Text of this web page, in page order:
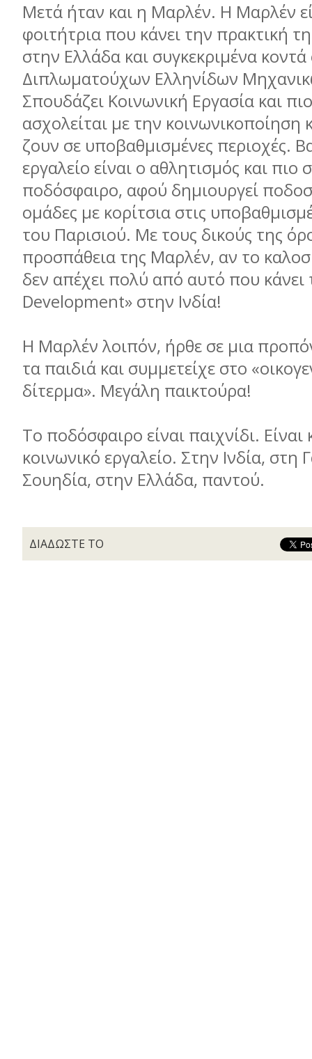
Μετά ήταν και η Μαρλέν. Η Μαρλέν
φοιτήτρια που κάνει την πρακτική
στην Ελλάδα και συγκεκριμένα
Διπλωματούχων Ελληνίδων
Σπουδάζει Κοινωνική Εργασία και
ασχολείται με την κοινωνικοποίηση
ζουν σε υποβαθμισμένες περιοχές.
εργαλείο είναι ο αθλητισμός και πιο
ποδόσφαιρο, αφού δημιουργεί
ομάδες με κορίτσια στις
του Παρισιού. Με τους δικούς της
προσπάθεια της Μαρλέν, αν το
δεν απέχει πολύ από αυτό που κάνει
Development» στην Ινδία!
Η Μαρλέν λοιπόν, ήρθε σε μια
τα παιδιά και συμμετείχε στο
δίτερμα». Μεγάλη παικτούρα!
Το ποδόσφαιρο είναι παιχνίδι. Είναι
κοινωνικό εργαλείο. Στην Ινδία, στη
Σουηδία, στην Ελλάδα, παντού.
ΔΙΑΔΩΣΤΕ ΤΟ